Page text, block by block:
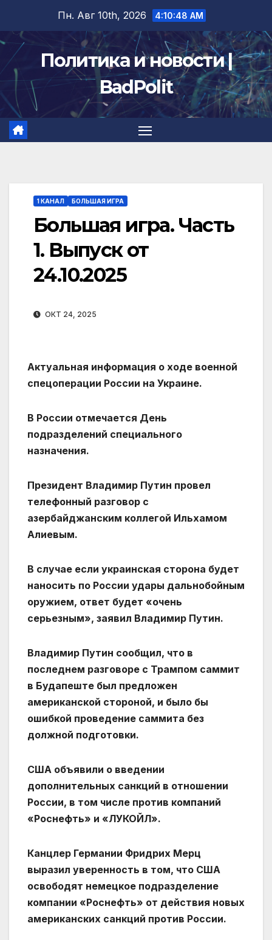
содержимому
Пн. Авг 10th, 2026 4:10:49 AM
Политика и новости |
BadPolit
1 КАНАЛ БОЛЬШАЯ ИГРА
Большая игра. Часть
1. Выпуск от
24.10.2025
ОКТ 24, 2025
Актуальная информация о ходе военной
спецоперации России на Украине.
В России отмечается День
подразделений специального
назначения.
Президент Владимир Путин провел
телефонный разговор с
азербайджанским коллегой Ильхамом
Алиевым.
В случае если украинская сторона будет
наносить по России удары дальнобойным
оружием, ответ будет «очень
серьезным», заявил Владимир Путин.
Владимир Путин сообщил, что в
последнем разговоре с Трампом саммит
в Будапеште был предложен
американской стороной, и было бы
ошибкой проведение саммита без
должной подготовки.
США объявили о введении
дополнительных санкций в отношении
России, в том числе против компаний
«Роснефть» и «ЛУКОЙЛ».
Канцлер Германии Фридрих Мерц
выразил уверенность в том, что США
освободят немецкое подразделение
компании «Роснефть» от действия новых
американских санкций против России.